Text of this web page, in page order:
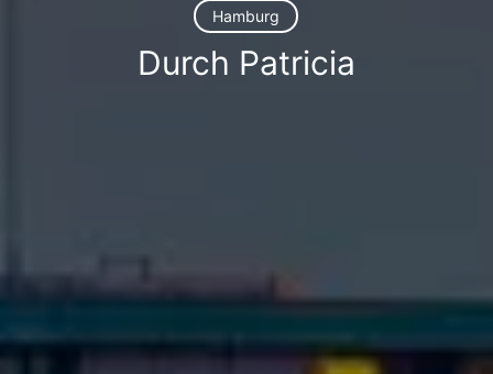
Hamburg
Durch Patricia